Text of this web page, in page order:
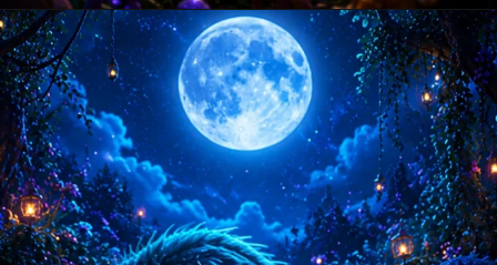
Opening https://amoralstories.com/guj/max-ane-jangli-rakshaso-ni-varta/